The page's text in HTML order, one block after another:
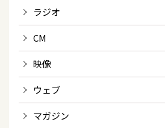
ラジオ
CM
映像
ウェブ
マガジン